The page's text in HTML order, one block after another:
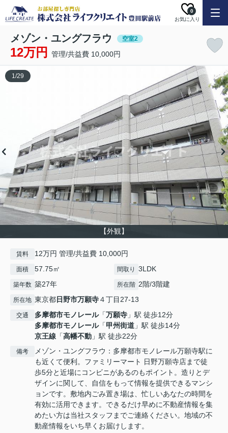
お気に入り
0
メゾン・ユングフラウ 空室2
12万円 管理/共益費 10,000円
【外観】
1/29
賃料 12万円 管理/共益費 10,000円
面積 57.75㎡ 間取り 3LDK
築年数 築27年 所在階 2階/3階建
所在地 東京都日野市万願寺４丁目27-13
交通 多摩都市モノレール「万願寺 」駅 徒歩12分
多摩都市モノレール「甲州街道 」駅 徒歩14分
京王線 「高幡不動 」駅 徒歩22分
備考
メゾン・ユングフラウ：多摩都市モノレール万願寺駅に
も近くて便利。ファミリーマート 日野万願寺店まで徒
歩5分と近場にコンビニがあるのもポイント。造りとデ
ザインに関して、自信をもって情報を提供できるマンシ
ョンです。敷地内ごみ置き場は、忙しいあなたの時間を
有効に活用できます。できるだけ早めに不動産情報を集
めたい方は当社スタッフまでご連絡ください。地域の不
動産情報をいち早くお届けします。